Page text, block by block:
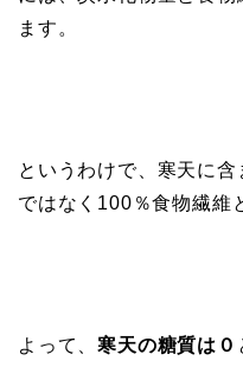
ます。
というわけで、寒天に
ではなく100％食物繊維
よって、寒天の糖質は０